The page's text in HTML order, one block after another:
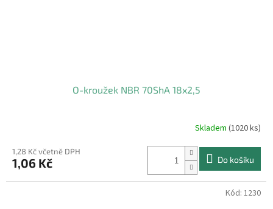
O-kroužek NBR 70ShA 18x2,5
Skladem (1020 ks)
1,28 Kč včetně DPH
1,06 Kč Do košíku
Kód: 1230